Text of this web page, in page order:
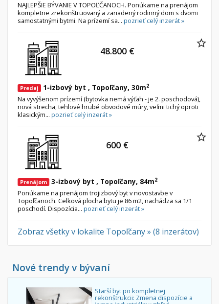
NAJLEPŠIE BÝVANIE V TOPOĽČANOCH. Ponúkame na prenájom
kompletne zrekonštruovaný a zariadený rodinný dom s dvomi
samostatnými bytmi. Na prízemí sa... pozrieť celý inzerát »
Predaj 1-izbový byt , Topoľčany, 30m2
Na vyvýšenom prízemí (bytovka nemá výťah - je 2. poschodová),
nová strecha, tehlové hrubé obvodové múry, veľmi tichý oproti
klasickým... pozrieť celý inzerát »
48.800 €
Prenájom 3-izbový byt , Topoľčany, 84m2
Ponúkame na prenájom trojizbový byt v novostavbe v
Topoľčanoch. Celková plocha bytu je 86 m2, nachádza sa 1/1
poschodí. Dispozícia... pozrieť celý inzerát »
600 €
Zobraz všetky v lokalite Topoľčany » (8 inzerátov)
Nové trendy v bývaní
Starší byt po kompletnej
rekonštrukcii: Zmena dispozície a